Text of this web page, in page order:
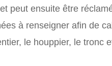
peut ensuite être
à renseigner afin de
le houppier, le tronc